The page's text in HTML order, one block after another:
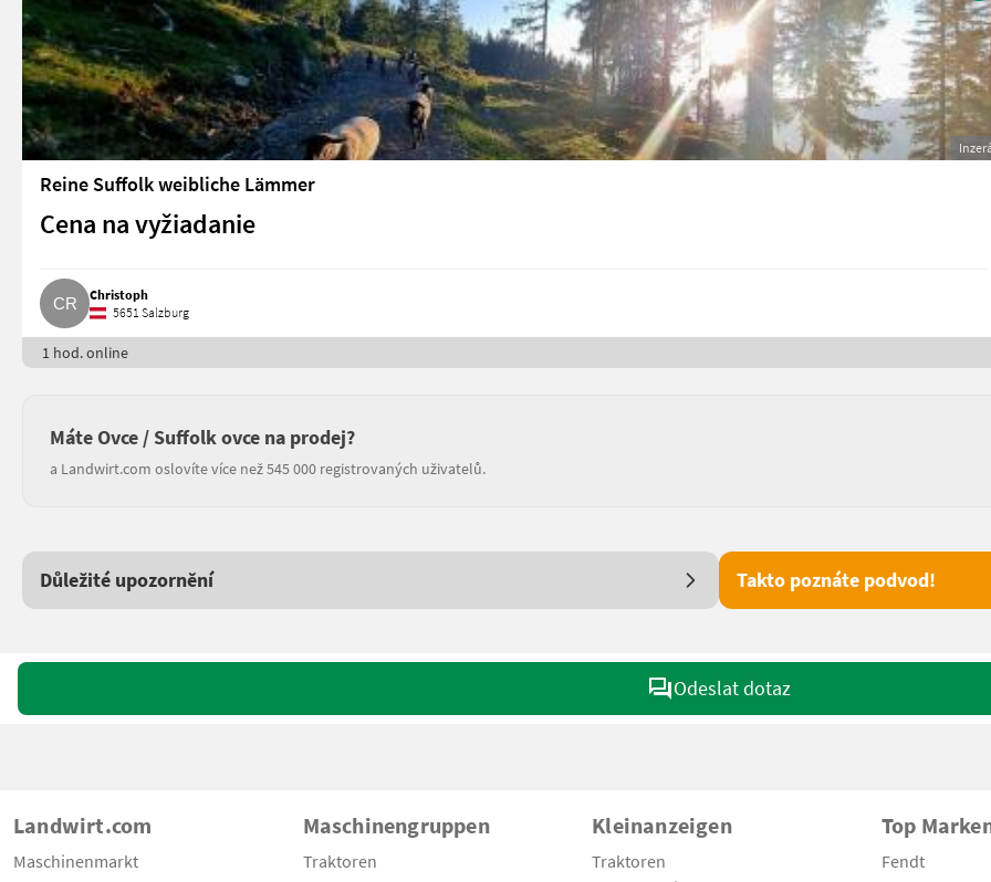
Reine Suffolk weibliche Lämmer
Cena na vyžiadanie
Christoph
5651 Salzburg
1 hod. online
Máte Ovce / Suffolk ovce na prodej?
a Landwirt.com oslovíte více než 545 000 registrovaných uživatelů.
Důležité upozornění Takto poznáte podvod!
Odeslat dotaz
Landwirt.com
Maschinenmarkt
Maschinengruppen
Traktoren
Kleinanzeigen
Traktoren
Top
Fendt